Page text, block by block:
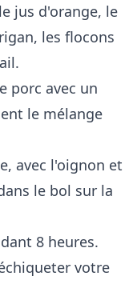
jus d'orange, le
les flocons
porc avec un
le mélange
avec l'oignon et
le bol sur la
8 heures.
votre